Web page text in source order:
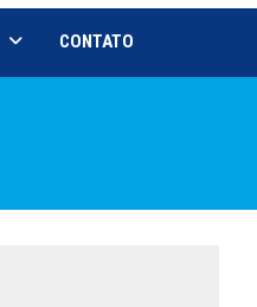
CONTATO